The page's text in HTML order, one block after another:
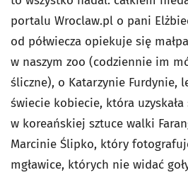
portalu Wroclaw.pl o pani
od półwiecza opiekuje się
w naszym zoo (codziennie im
śliczne), o Katarzynie Furdynie,
świecie kobiecie, która
w koreańskiej sztuce walki
Marcinie Ślipko, który
mgławice, których nie widać